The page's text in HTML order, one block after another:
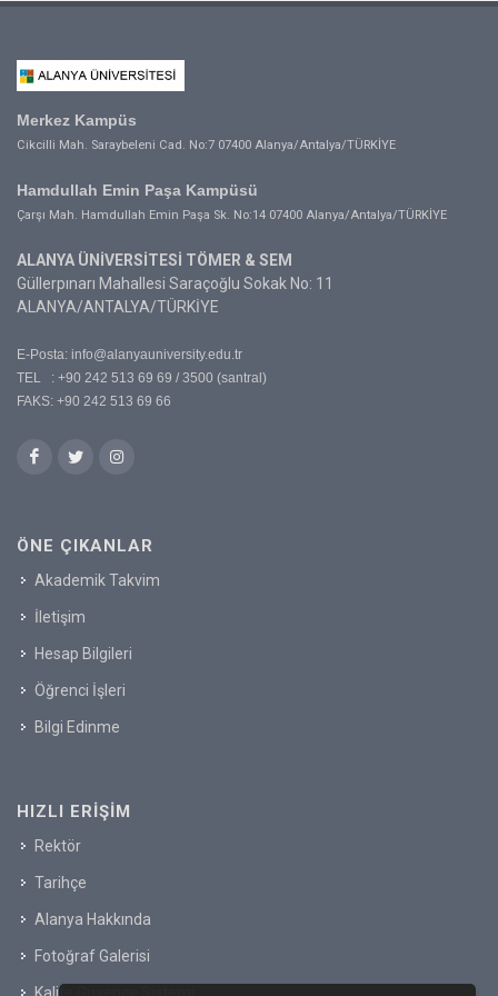
Merkez Kampüs
Cikcilli Mah. Saraybeleni Cad. No:7 07400 Alanya/Antalya/TÜRKİYE
Hamdullah Emin Paşa Kampüsü
Çarşı Mah. Hamdullah Emin Paşa Sk. No:14 07400 Alanya/Antalya/TÜRKİYE
ALANYA ÜNİVERSİTESİ TÖMER & SEM
Güllerpınarı Mahallesi Saraçoğlu Sokak No: 11
ALANYA/ANTALYA/TÜRKİYE
E-Posta: info@alanyauniversity.edu.tr
TEL : +90 242 513 69 69 / 3500 (santral)
FAKS: +90 242 513 69 66
ÖNE ÇIKANLAR
Akademik Takvim
İletişim
Hesap Bilgileri
Öğrenci İşleri
Bilgi Edinme
HIZLI ERIŞIM
Rektör
Tarihçe
Alanya Hakkında
Fotoğraf Galerisi